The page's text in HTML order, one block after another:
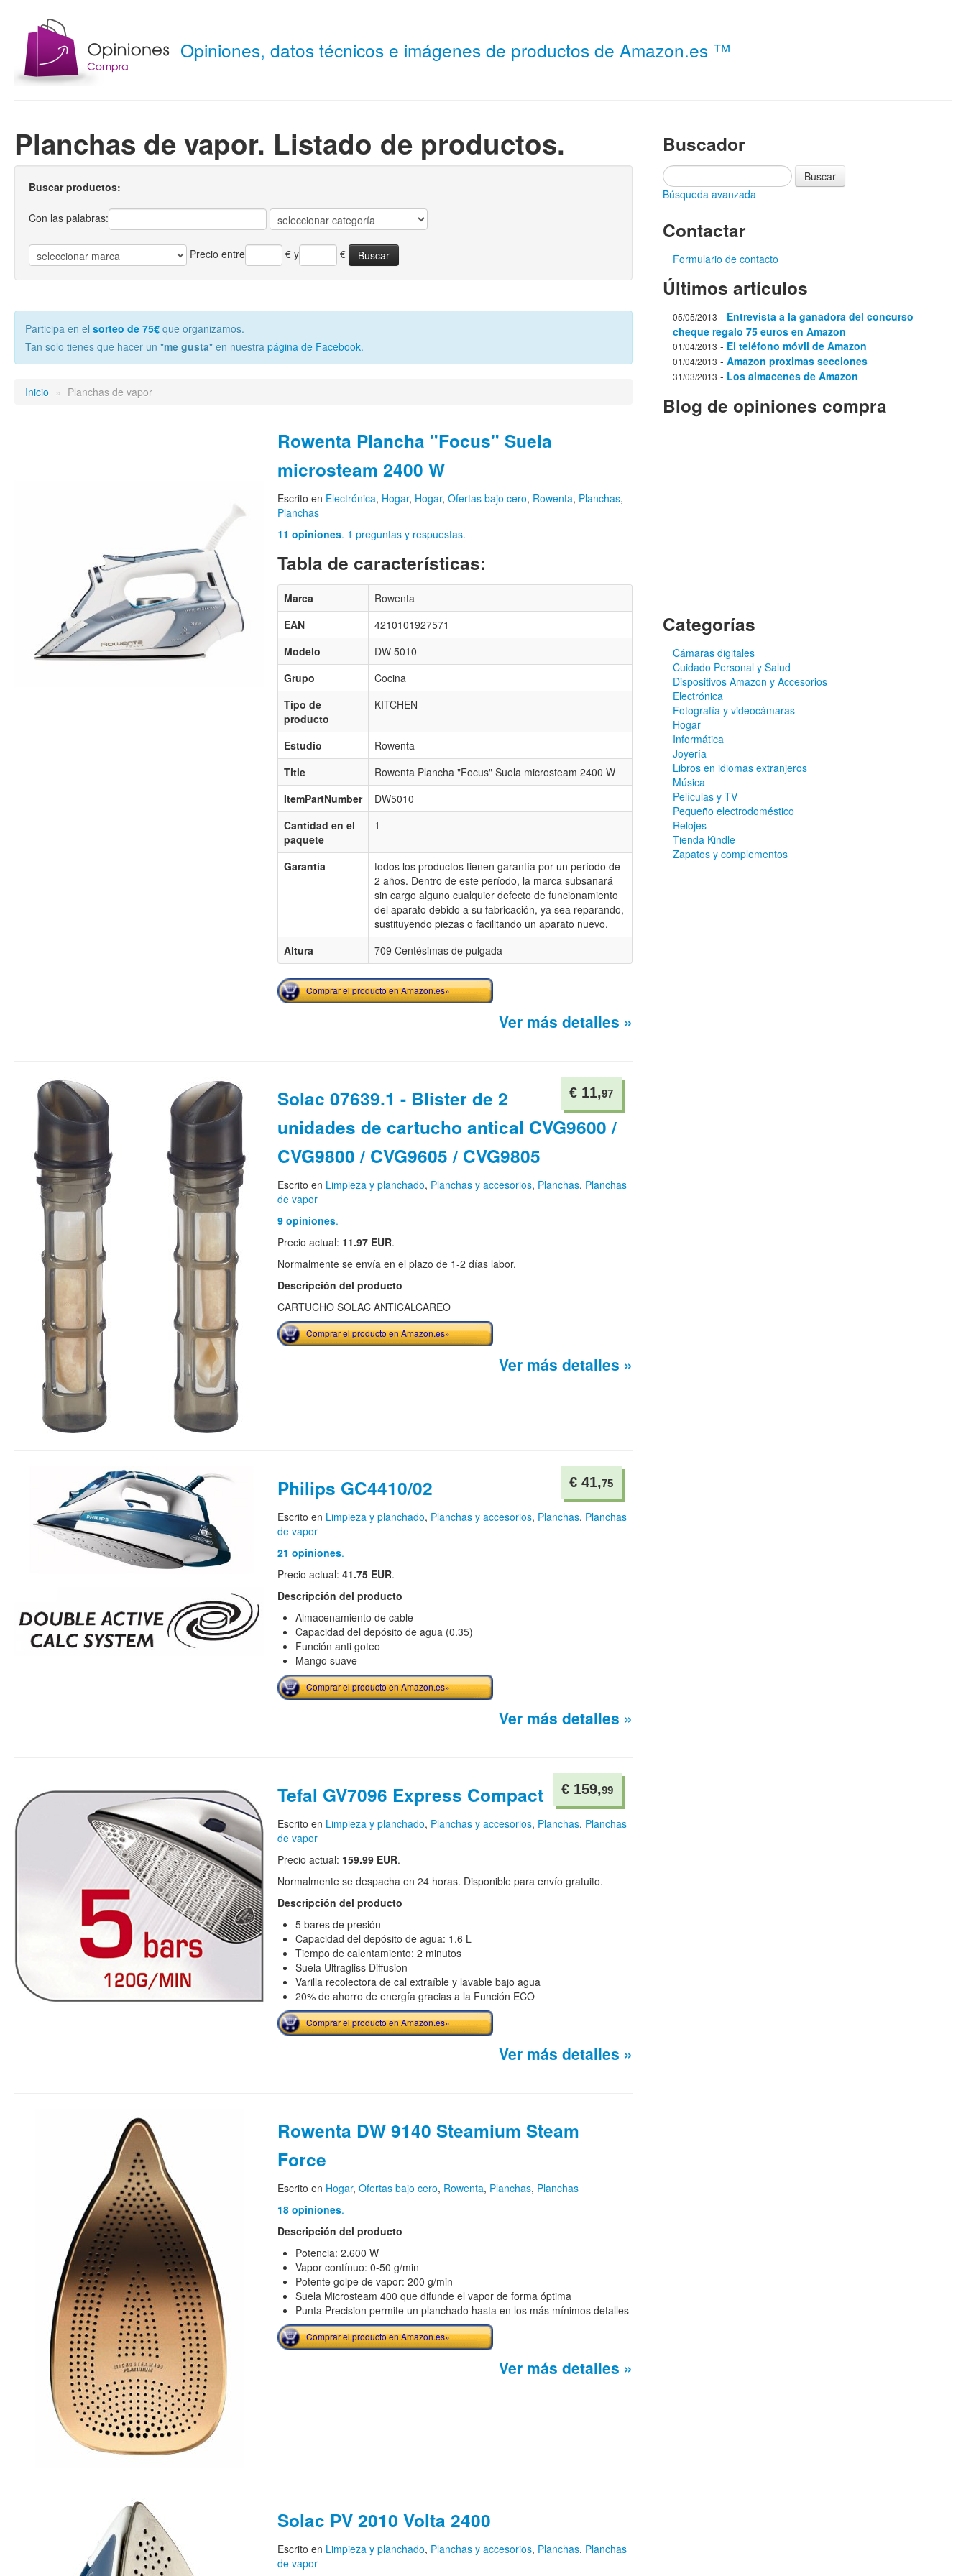
Opiniones, datos técnicos e imágenes de productos de Amazon.es ™
Planchas de vapor. Listado de productos.
Buscar productos:
Con las palabras:
Precio entre €y €
Participa en el sorteo de 75€ que organizamos.
Tan solo tienes que hacer un "me gusta" en nuestra página de Facebook.
Inicio » Planchas de vapor
Rowenta Plancha "Focus" Suela
microsteam 2400 W
Escrito en Electrónica, Hogar, Hogar, Ofertas bajo cero, Rowenta, Planchas,
Planchas
11 opiniones. 1 preguntas y respuestas.
Tabla de características:
Marca
Rowenta
EAN
4210101927571
Modelo
DW 5010
Grupo
Cocina
Tipo de
producto
KITCHEN
Estudio
Rowenta
Title
Rowenta Plancha "Focus" Suela microsteam 2400 W
ItemPartNumber
DW5010
Cantidad en el
paquete
1
Garantía
todos los productos tienen garantía por un período de
2 años. Dentro de este período, la marca subsanará
sin cargo alguno cualquier defecto de funcionamiento
del aparato debido a su fabricación, ya sea reparando,
sustituyendo piezas o facilitando un aparato nuevo.
Altura
709 Centésimas de pulgada
Comprar el producto en Amazon.es»
Ver más detalles »
€ 11,97
Solac 07639.1 - Blister de 2
unidades de cartucho antical CVG9600 /
CVG9800 / CVG9605 / CVG9805
Escrito en Limpieza y planchado, Planchas y accesorios, Planchas, Planchas
de vapor
9 opiniones.
Precio actual: 11.97 EUR.
Normalmente se envía en el plazo de 1-2 días labor.
Descripción del producto
CARTUCHO SOLAC ANTICALCAREO
Comprar el producto en Amazon.es»
Ver más detalles »
€ 41,75
Philips GC4410/02
Escrito en Limpieza y planchado, Planchas y accesorios, Planchas, Planchas
de vapor
21 opiniones.
Precio actual: 41.75 EUR.
Descripción del producto
Almacenamiento de cable
Capacidad del depósito de agua (0.35)
Función anti goteo
Mango suave
Comprar el producto en Amazon.es»
Ver más detalles »
€ 159,99
Tefal GV7096 Express Compact
Escrito en Limpieza y planchado, Planchas y accesorios, Planchas, Planchas
de vapor
Precio actual: 159.99 EUR.
Normalmente se despacha en 24 horas. Disponible para envío gratuito.
Descripción del producto
5 bares de presión
Capacidad del depósito de agua: 1,6 L
Tiempo de calentamiento: 2 minutos
Suela Ultragliss Diffusion
Varilla recolectora de cal extraíble y lavable bajo agua
20% de ahorro de energía gracias a la Función ECO
Comprar el producto en Amazon.es»
Ver más detalles »
Rowenta DW 9140 Steamium Steam
Force
Escrito en Hogar, Ofertas bajo cero, Rowenta, Planchas, Planchas
18 opiniones.
Descripción del producto
Potencia: 2.600 W
Vapor contínuo: 0-50 g/min
Potente golpe de vapor: 200 g/min
Suela Microsteam 400 que difunde el vapor de forma óptima
Punta Precision permite un planchado hasta en los más mínimos detalles
Comprar el producto en Amazon.es»
Ver más detalles »
Solac PV 2010 Volta 2400
Escrito en Limpieza y planchado, Planchas y accesorios, Planchas, Planchas
de vapor
Buscador
Búsqueda avanzada
Contactar
Formulario de contacto
Últimos artículos
05/05/2013 - Entrevista a la ganadora del concurso
cheque regalo 75 euros en Amazon
01/04/2013 - El teléfono móvil de Amazon
01/04/2013 - Amazon proximas secciones
31/03/2013 - Los almacenes de Amazon
Blog de opiniones compra
Categorías
Cámaras digitales
Cuidado Personal y Salud
Dispositivos Amazon y Accesorios
Electrónica
Fotografía y videocámaras
Hogar
Informática
Joyería
Libros en idiomas extranjeros
Música
Películas y TV
Pequeño electrodoméstico
Relojes
Tienda Kindle
Zapatos y complementos